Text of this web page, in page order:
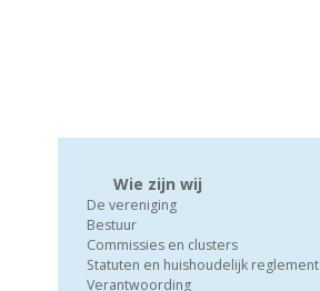
Wie zijn wij
De vereniging
Bestuur
Commissies en clusters
Statuten en huishoudelijk reglement
Verantwoording